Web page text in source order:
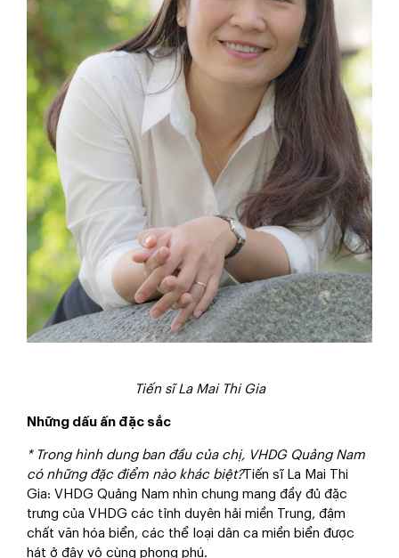
Tiến sĩ La Mai Thi Gia
Những dấu ấn đặc sắc
* Trong hình dung ban đầu của chị, VHDG Quảng Nam
có những đặc điểm nào khác biệt?Tiến sĩ La Mai Thi
Gia: VHDG Quảng Nam nhìn chung mang đầy đủ đặc
trưng của VHDG các tỉnh duyên hải miền Trung, đậm
chất văn hóa biển, các thể loại dân ca miền biển được
hát ở đây vô cùng phong phú.